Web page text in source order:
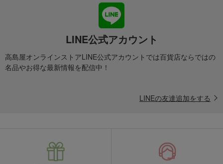
LINE公式アカウント
高島屋オンラインストアLINE公式アカウントでは百貨店ならではの
名品やお得な最新情報を配信中！
LINEの友達追加をする